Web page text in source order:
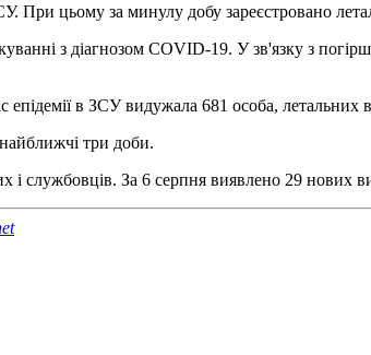
При цьому за минулу добу зареєстровано
з діагнозом COVID-19. У зв'язку з
в ЗСУ видужала 681 особа, летальних
найближчі три доби.
і службовців. За 6 серпня виявлено 29 нових